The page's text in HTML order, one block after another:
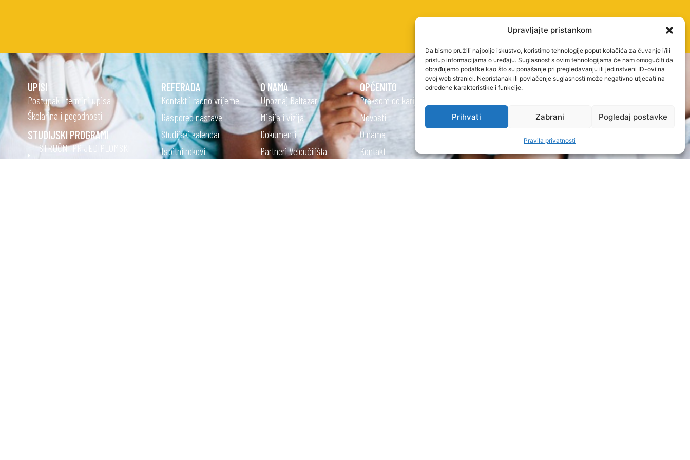
Upravljajte pristankom
Da bismo pružili najbolje iskustvo, koristimo tehnologije poput kolačića za čuvanje i/ili
pristup informacijama o uređaju. Suglasnost s ovim tehnologijama će nam omogućiti da
obrađujemo podatke kao što su ponašanje pri pregledavanju ili jedinstveni ID-ovi na
ovoj web stranici. Nepristanak ili povlačenje suglasnosti može negativno utjecati na
određene karakteristike i funkcije.
Prihvati Zabrani Pogledaj postavke
Pravila privatnosti
UPISI
Postupak i termini upisa
Školarina i pogodnosti
STUDIJSKI PROGRAMI
STRUČNI PRIJEDIPLOMSKI
REFERADA
Kontakt i radno vrijeme
Raspored nastave
Studijski kalendar
Ispitni rokovi
O NAMA
Upoznaj Baltazar
Misija i vizija
Dokumenti
Partneri Veleučilišta
OPĆENITO
Praksom do karijere
Novosti
O nama
Kontakt